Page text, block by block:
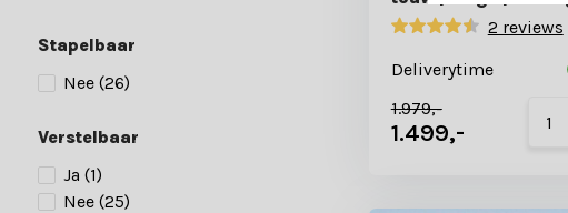
Stapelbaar
Nee (26)
Verstelbaar
Ja (1)
Nee (25)
2 reviews
Deliverytime
1.979,-
1.499,-